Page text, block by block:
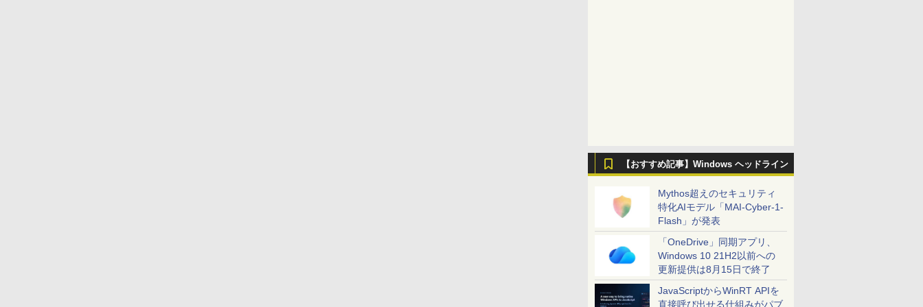
【おすすめ記事】Windows ヘッドライン
Mythos超えのセキュリティ
特化AIモデル「MAI-Cyber-1-
Flash」が発表
「OneDrive」同期アプリ、
Windows 10 21H2以前への
更新提供は8月15日で終了
JavaScriptからWinRT APIを
直接呼び出せる仕組みがパブ